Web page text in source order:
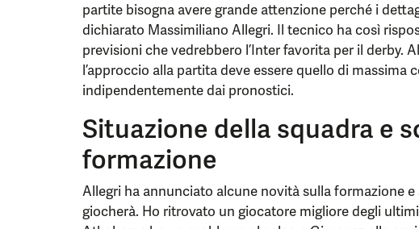
partite bisogna avere grande attenzione perché i
dichiarato Massimiliano Allegri. Il tecnico ha così
previsioni che vedrebbero l’Inter favorita per il derby.
l’approccio alla partita deve essere quello di massima
indipendentemente dai pronostici.
Situazione della squadra e
formazione
Allegri ha annunciato alcune novità sulla formazione
giocherà. Ho ritrovato un giocatore migliore degli